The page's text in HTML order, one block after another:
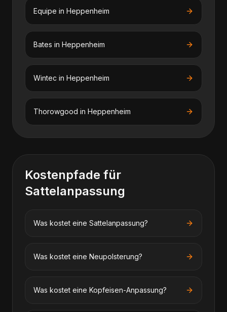
Equipe in Heppenheim
Bates in Heppenheim
Wintec in Heppenheim
Thorowgood in Heppenheim
Kostenpfade für
Sattelanpassung
Was kostet eine Sattelanpassung?
Was kostet eine Neupolsterung?
Was kostet eine Kopfeisen-Anpassung?